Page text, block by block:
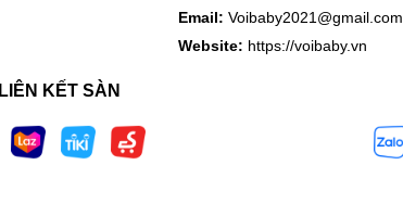
Email: Voibaby2021@gmail.com
Website: https://voibaby.vn
LIÊN KẾT SÀN